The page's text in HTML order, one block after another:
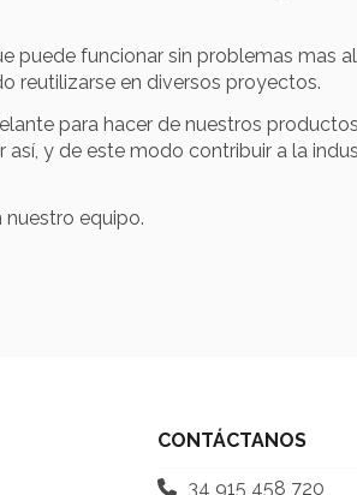
puede funcionar sin problemas mas
reutilizarse en diversos proyectos.
para hacer de nuestros
y de este modo contribuir a la
equipo.
CONTÁCTANOS
34 915 458 720